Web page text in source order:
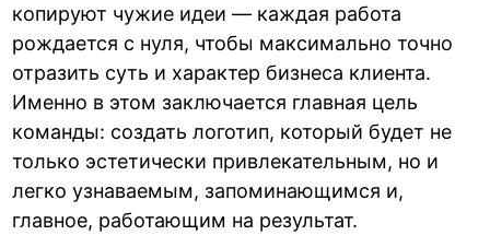
копируют чужие идеи — каждая работа
рождается с нуля, чтобы максимально точно
отразить суть и характер бизнеса клиента.
Именно в этом заключается главная цель
команды: создать логотип, который будет не
только эстетически привлекательным, но и
легко узнаваемым, запоминающимся и,
главное, работающим на результат.